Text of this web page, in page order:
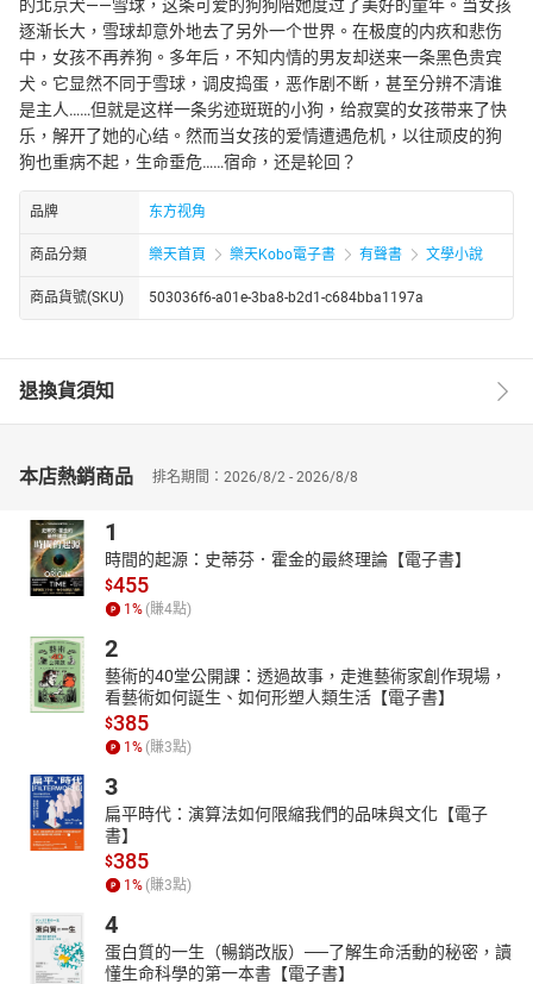
的北京犬——雪球，这条可爱的狗狗陪她度过了美好的童年。当女孩
逐渐长大，雪球却意外地去了另外一个世界。在极度的内疚和悲伤
中，女孩不再养狗。多年后，不知内情的男友却送来一条黑色贵宾
犬。它显然不同于雪球，调皮捣蛋，恶作剧不断，甚至分辨不清谁
是主人……但就是这样一条劣迹斑斑的小狗，给寂寞的女孩带来了快
乐，解开了她的心结。然而当女孩的爱情遭遇危机，以往顽皮的狗
狗也重病不起，生命垂危……宿命，还是轮回？
品牌 东方视角
商品分類 樂天首頁 樂天Kobo電子書 有聲書 文學小說
商品貨號(SKU) 503036f6-a01e-3ba8-b2d1-c684bba1197a
退換貨須知
本店熱銷商品 排名期間：2026/8/2 - 2026/8/8
1
時間的起源：史蒂芬．霍金的最終理論【電子書】
$455
1% (賺4點)
2
藝術的40堂公開課：透過故事，走進藝術家創作現場，
看藝術如何誕生、如何形塑人類生活【電子書】
$385
1% (賺3點)
3
扁平時代：演算法如何限縮我們的品味與文化【電子
書】
$385
1% (賺3點)
4
蛋白質的一生（暢銷改版）──了解生命活動的秘密，讀
懂生命科學的第一本書【電子書】